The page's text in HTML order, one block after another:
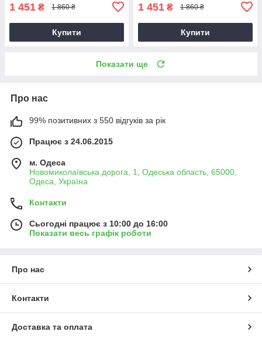
1 451 ₴ 1 860 ₴
Купити
1 451 ₴ 1 860 ₴
Купити
Показати ще
Про нас
99% позитивних з 550 відгуків за рік
Працює з 24.06.2015
м. Одеса
Новомиколаївська дорога, 1, Одеська область, 65000,
Одеса, Україна
Контакти
Сьогодні працює з 10:00 до 16:00
Показати весь графік роботи
Про нас
Контакти
Доставка та оплата